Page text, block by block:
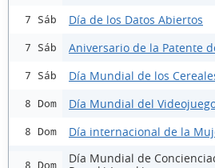
7 Sáb Día de los Datos Abiertos
7 Sáb Aniversario de la Patente
7 Sáb Día Mundial de los
8 Dom Día Mundial del
8 Dom Día internacional de la
8 Dom
Día Mundial de